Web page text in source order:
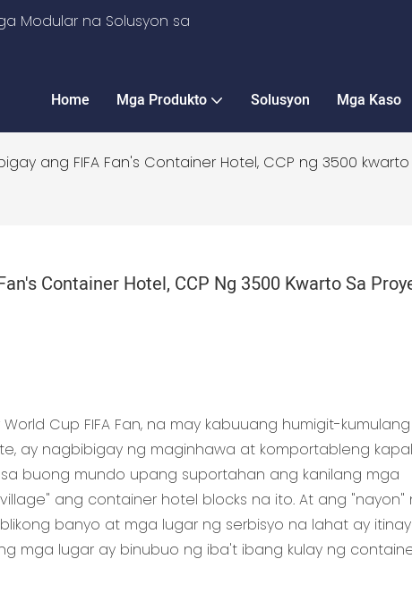
Modular na Solusyon sa
Home Mga Produkto Solusyon Mga Kaso
ang FIFA Fan's Container Hotel, CCP ng 3500
Container Hotel, CCP Ng 3500 Kwarto Sa
Cup FIFA Fan, na may kabuuang humigit-kumulang
ay nagbibigay ng maginhawa at komportableng
buong mundo upang suportahan ang kanilang mga
ang container hotel blocks na ito. At ang "nayon"
banyo at mga lugar ng serbisyo na lahat ay
mga lugar ay binubuo ng iba't ibang kulay ng